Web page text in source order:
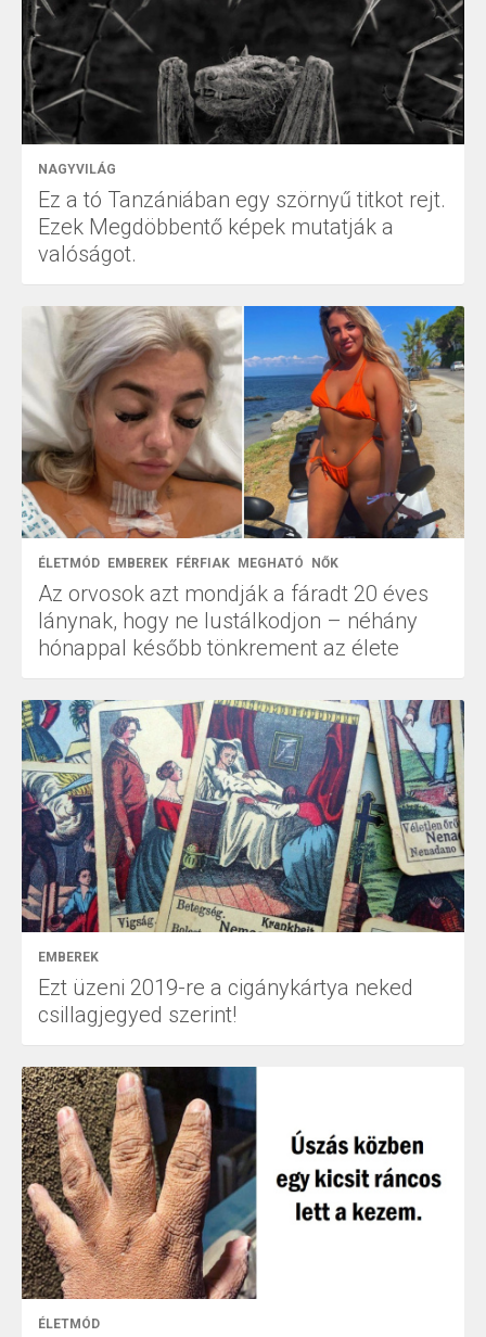
NAGYVILÁG
Ez a tó Tanzániában egy szörnyű titkot rejt.
Ezek Megdöbbentő képek mutatják a
valóságot.
ÉLETMÓD EMBEREK FÉRFIAK MEGHATÓ NŐK
Az orvosok azt mondják a fáradt 20 éves
lánynak, hogy ne lustálkodjon – néhány
hónappal később tönkrement az élete
EMBEREK
Ezt üzeni 2019-re a cigánykártya neked
csillagjegyed szerint!
ÉLETMÓD